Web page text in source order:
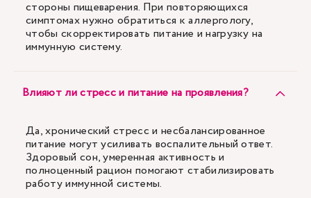
стороны пищеварения. При повторяющихся
симптомах нужно обратиться к аллергологу,
чтобы скорректировать питание и нагрузку на
иммунную систему.
Влияют ли стресс и питание на проявления?
Да, хронический стресс и несбалансированное
питание могут усиливать воспалительный ответ.
Здоровый сон, умеренная активность и
полноценный рацион помогают стабилизировать
работу иммунной системы.